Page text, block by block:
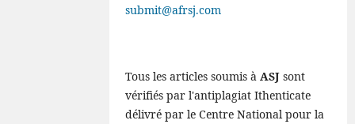
submit@afrsj.com
Tous les articles soumis àASJ sont
vérifiés par l'antiplagiat Ithenticate
délivré par le Centre National pour la